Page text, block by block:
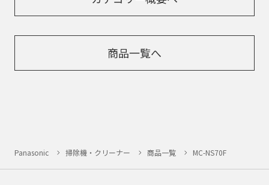
商品一覧へ
Panasonic 掃除機・クリーナー 商品一覧 MC-NS70F